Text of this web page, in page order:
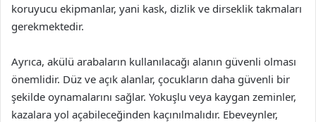
koruyucu ekipmanlar, yani kask, dizlik ve dirseklik takmaları
gerekmektedir.
Ayrıca, akülü arabaların kullanılacağı alanın güvenli olması
önemlidir. Düz ve açık alanlar, çocukların daha güvenli bir
şekilde oynamalarını sağlar. Yokuşlu veya kaygan zeminler,
kazalara yol açabileceğinden kaçınılmalıdır. Ebeveynler,